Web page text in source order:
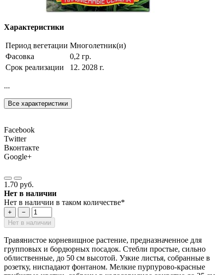
Характеристики
Период вегетации Многолетник(и)
Фасовка
0,2 гр.
Срок реализации
12. 2028 г.
...
Все характеристики
Facebook
Twitter
Вконтакте
Google+
1.70 руб.
Нет в наличии
Нет в наличии в таком количестве*
+
−
Нет в наличии
Травянистое корневищное растение, предназначенное для
групповых и бордюрных посадок. Стебли простые, сильно
облиственные, до 50 см высотой. Узкие листья, собранные в
розетку, ниспадают фонтаном. Мелкие пурпурово-красные